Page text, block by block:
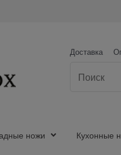
Доставка
ножи Кухонные